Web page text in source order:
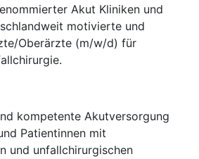
Akut Kliniken und
motivierte und
Oberärzte (m/w/d) für
kompetente Akutversorgung
Patientinnen mit
und unfallchirurgischen